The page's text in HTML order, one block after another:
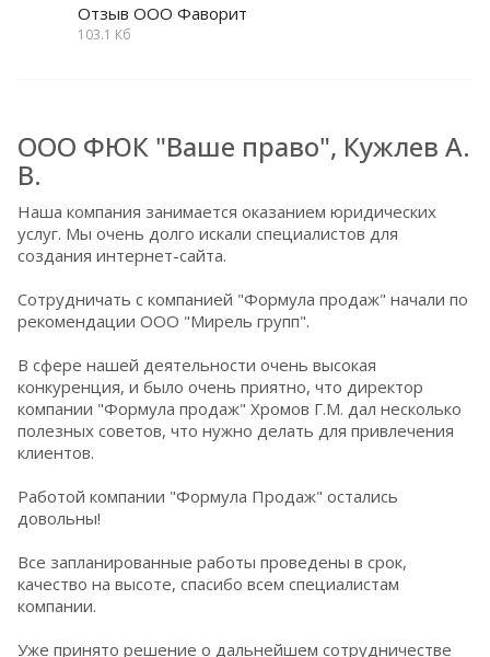
Отзыв ООО Фаворит
103.1 Кб
ООО ФЮК "Ваше право", Кужлев А.
В.
Наша компания занимается оказанием юридических
услуг. Мы очень долго искали специалистов для
создания интернет-сайта.
Сотрудничать с компанией "Формула продаж" начали по
рекомендации ООО "Мирель групп".
В сфере нашей деятельности очень высокая
конкуренция, и было очень приятно, что директор
компании "Формула продаж" Хромов Г.М. дал несколько
полезных советов, что нужно делать для привлечения
клиентов.
Работой компании "Формула Продаж" остались
довольны!
Все запланированные работы проведены в срок,
качество на высоте, спасибо всем специалистам
компании.
Уже принято решение о дальнейшем сотрудничестве